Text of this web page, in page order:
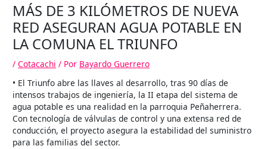
MÁS DE 3 KILÓMETROS DE NUEVA
RED ASEGURAN AGUA POTABLE EN
LA COMUNA EL TRIUNFO
/Cotacachi / Por Bayardo Guerrero
• El Triunfo abre las llaves al desarrollo, tras 90 días de
intensos trabajos de ingeniería, la II etapa del sistema de
agua potable es una realidad en la parroquia Peñaherrera.
Con tecnología de válvulas de control y una extensa red de
conducción, el proyecto asegura la estabilidad del suministro
para las familias del sector.